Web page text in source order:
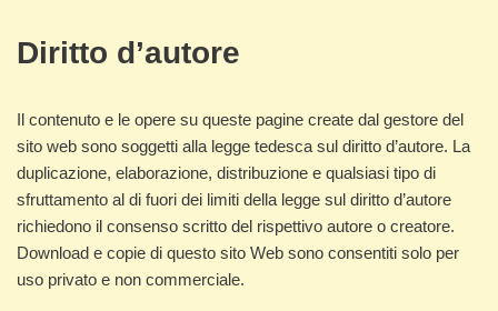
Diritto d’autore
Il contenuto e le opere su queste pagine create dal gestore del
sito web sono soggetti alla legge tedesca sul diritto d’autore. La
duplicazione, elaborazione, distribuzione e qualsiasi tipo di
sfruttamento al di fuori dei limiti della legge sul diritto d’autore
richiedono il consenso scritto del rispettivo autore o creatore.
Download e copie di questo sito Web sono consentiti solo per
uso privato e non commerciale.